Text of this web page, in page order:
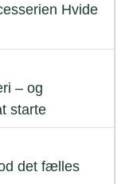
Hvide
– og
starte
det fælles